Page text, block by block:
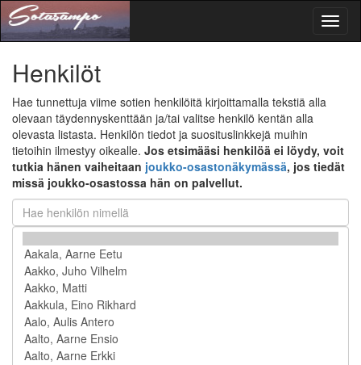
Henkilöt
Hae tunnettuja viime sotien henkilöitä kirjoittamalla tekstiä alla
olevaan täydennyskenttään ja/tai valitse henkilö kentän alla
olevasta listasta. Henkilön tiedot ja suosituslinkkejä muihin
tietoihin ilmestyy oikealle. Jos etsimääsi henkilöä ei löydy, voit
tutkia hänen vaiheitaan joukko-osastonäkymässä, jos tiedät
missä joukko-osastossa hän on palvellut.